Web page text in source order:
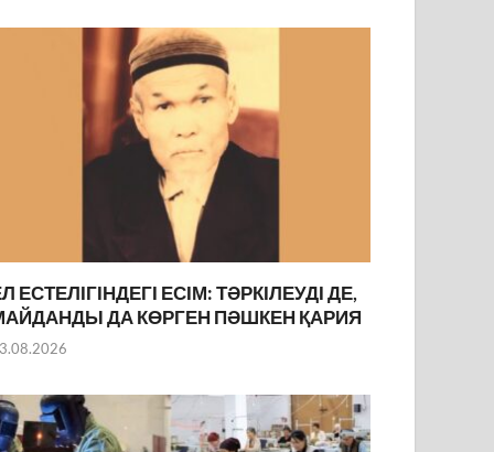
ЕСТЕЛІГІНДЕГІ ЕСІМ: ТӘРКІЛЕУДІ ДЕ,
ДА КӨРГЕН ПӘШКЕН ҚАРИЯ